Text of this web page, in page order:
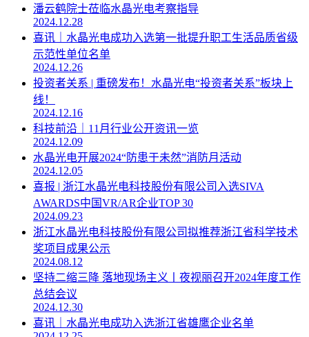
潘云鹤院士莅临水晶光电考察指导
2024.12.28
喜讯｜水晶光电成功入选第一批提升职工生活品质省级
示范性单位名单
2024.12.26
投资者关系 | 重磅发布！水晶光电“投资者关系”板块上
线！
2024.12.16
科技前沿｜11月行业公开资讯一览
2024.12.09
水晶光电开展2024“防患于未然”消防月活动
2024.12.05
喜报 | 浙江水晶光电科技股份有限公司入选SIVA
AWARDS中国VR/AR企业TOP 30
2024.09.23
浙江水晶光电科技股份有限公司拟推荐浙江省科学技术
奖项目成果公示
2024.08.12
坚持二缩三降 落地现场主义丨夜视丽召开2024年度工作
总结会议
2024.12.30
喜讯｜水晶光电成功入选浙江省雄鹰企业名单